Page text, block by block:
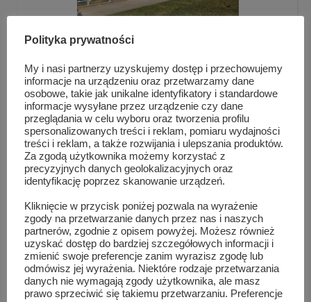
Prace wykończeniowe przy klubowym budynku
GKS Gryf...
Polityka prywatności
My i nasi partnerzy uzyskujemy dostęp i przechowujemy
informacje na urządzeniu oraz przetwarzamy dane
osobowe, takie jak unikalne identyfikatory i standardowe
informacje wysyłane przez urządzenie czy dane
przeglądania w celu wyboru oraz tworzenia profilu
spersonalizowanych treści i reklam, pomiaru wydajności
treści i reklam, a także rozwijania i ulepszania produktów.
Za zgodą użytkownika możemy korzystać z
precyzyjnych danych geolokalizacyjnych oraz
identyfikację poprzez skanowanie urządzeń.
Kliknięcie w przycisk poniżej pozwala na wyrażenie
zgody na przetwarzanie danych przez nas i naszych
partnerów, zgodnie z opisem powyżej. Możesz również
uzyskać dostęp do bardziej szczegółowych informacji i
zmienić swoje preferencje zanim wyrazisz zgodę lub
odmówisz jej wyrażenia. Niektóre rodzaje przetwarzania
danych nie wymagają zgody użytkownika, ale masz
prawo sprzeciwić się takiemu przetwarzaniu. Preferencje